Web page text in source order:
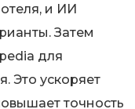
отеля, и ИИ
Затем
для
Это ускоряет
точность